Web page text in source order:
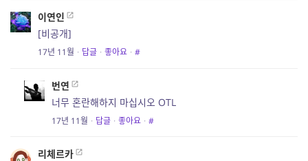
이연인
[비공개]
17년 11월 · 답글 · 좋아요 · #
번연
너무 혼란해하지 마십시오 OTL
17년 11월 · 답글 · 좋아요 · #
리체르카